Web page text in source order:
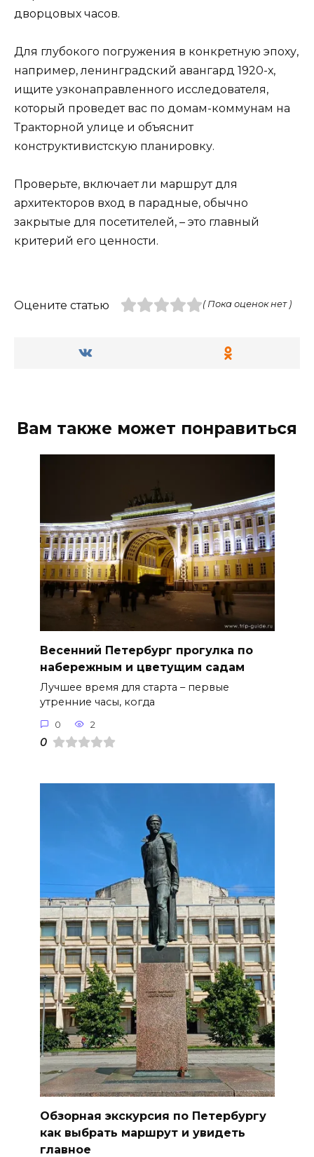
дворцовых часов.
Для глубокого погружения в конкретную эпоху,
например, ленинградский авангард 1920-х,
ищите узконаправленного исследователя,
который проведет вас по домам-коммунам на
Тракторной улице и объяснит
конструктивистскую планировку.
Проверьте, включает ли маршрут для
архитекторов вход в парадные, обычно
закрытые для посетителей, – это главный
критерий его ценности.
Оцените статью ( Пока оценок нет )
Вам также может понравиться
Весенний Петербург прогулка по
набережным и цветущим садам
Лучшее время для старта – первые
утренние часы, когда
0 2
0
Обзорная экскурсия по Петербургу
как выбрать маршрут и увидеть
главное